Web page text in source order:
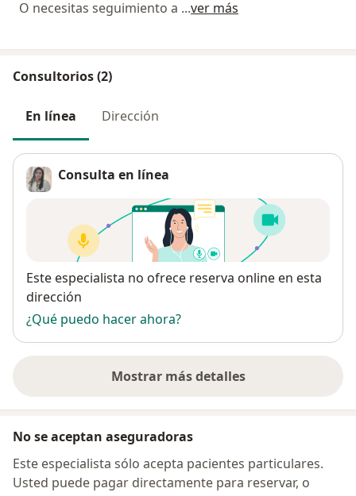
O necesitas seguimiento a ...ver más
Consultorios (2)
En línea Dirección
Consulta en línea
Disponibilidad
Este especialista no ofrece reserva online en esta
dirección
¿Qué puedo hacer ahora?
Mostrar más detalles
sobre la dirección
No se aceptan aseguradoras
Este especialista sólo acepta pacientes particulares.
Usted puede pagar directamente para reservar, o